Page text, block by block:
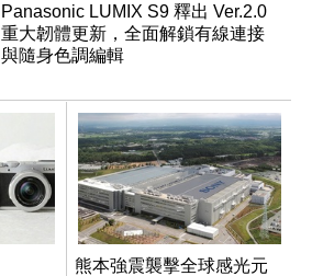
Panasonic LUMIX S9 釋出 Ver.2.0
重大韌體更新，全面解鎖有線連接
與隨身色調編輯
熊本強震襲擊全球感光元